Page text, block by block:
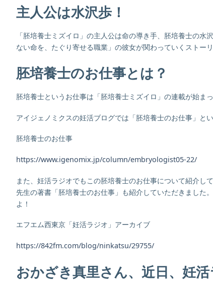
主人公は水沢歩！
「胚培養士ミズイロ」の主人公は命の導き手、胚培養士の
ない命を、たぐり寄せる職業」の彼女が関わっていくストー
胚培養士のお仕事とは？
胚培養士というお仕事は「胚培養士ミズイロ」の連載が始ま
アイジェノミクスの妊活ブログでは「胚培養士のお仕事」と
胚培養士のお仕事
https://www.igenomix.jp/column/embryologist05-22/
また、妊活ラジオでもこの胚培養士のお仕事について紹介
先生の著書「胚培養士のお仕事」も紹介していただきました
よ！
エフエム西東京「妊活ラジオ」アーカイブ
https://842fm.com/blog/ninkatsu/29755/
おかざき真里さん、近日、妊